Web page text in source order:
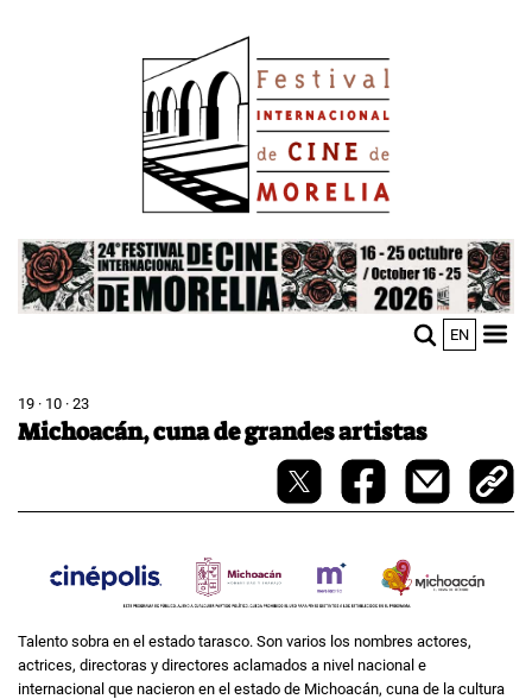
Image
EN
19 · 10 · 23
Michoacán, cuna de grandes artistas
Talento sobra en el estado tarasco. Son varios los nombres actores,
actrices, directoras y directores aclamados a nivel nacional e
internacional que nacieron en el estado de Michoacán, cuna de la cultura